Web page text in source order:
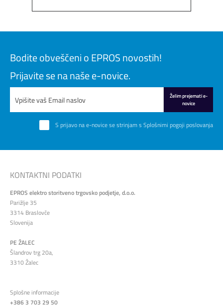
Bodite obveščeni o EPROS novostih!
Prijavite se na naše e-novice.
Želim prejemati e-
novice
S prijavo na e-novice se strinjam s Splošnimi pogoji poslovanja
KONTAKTNI PODATKI
EPROS elektro storitveno trgovsko podjetje, d.o.o.
Parižlje 35
3314 Braslovče
Slovenija
PE ŽALEC
Šlandrov trg 20a,
3310 Žalec
Splošne informacije
+386 3 703 29 50